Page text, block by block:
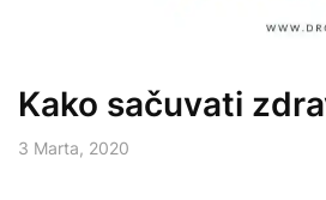
Kako sačuvati
3 Marta, 2020